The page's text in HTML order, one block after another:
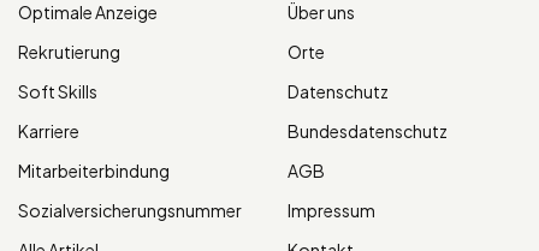
Optimale Anzeige
Rekrutierung
Soft Skills
Karriere
Mitarbeiterbindung
Sozialversicherungsnummer
Über uns
Orte
Datenschutz
Bundesdatenschutz
AGB
Impressum